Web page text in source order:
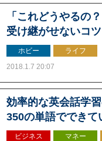
「これどうやるの
受け継がせないコツ
ホビー
ライフ
2018.1.7 20:07
効率的な英会話学
350の単語でできて
ビジネス マネー